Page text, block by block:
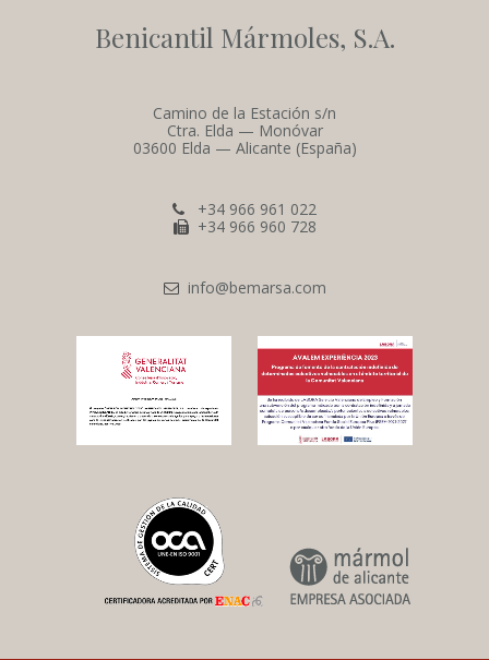
Benicantil Mármoles, S.A.
Camino de la Estación s/n
Ctra. Elda — Monóvar
03600 Elda — Alicante (España)
+34 966 961 022
+34 966 960 728
info@bemarsa.com